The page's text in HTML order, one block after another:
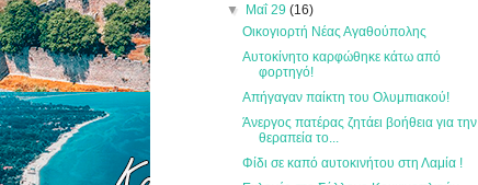
▼ Μαΐ 29 (16)
Οικογιορτή Νέας Αγαθούπολης
Αυτοκίνητο καρφώθηκε κάτω από
φορτηγό!
Απήγαγαν παίκτη του Ολυμπιακού!
Άνεργος πατέρας ζητάει βοήθεια για την
θεραπεία το...
Φίδι σε καπό αυτοκινήτου στη Λαμία !